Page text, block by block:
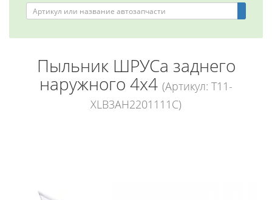
Пыльник ШРУСа заднего
наружного 4x4 (Артикул: T11-
XLB3AH2201111C)